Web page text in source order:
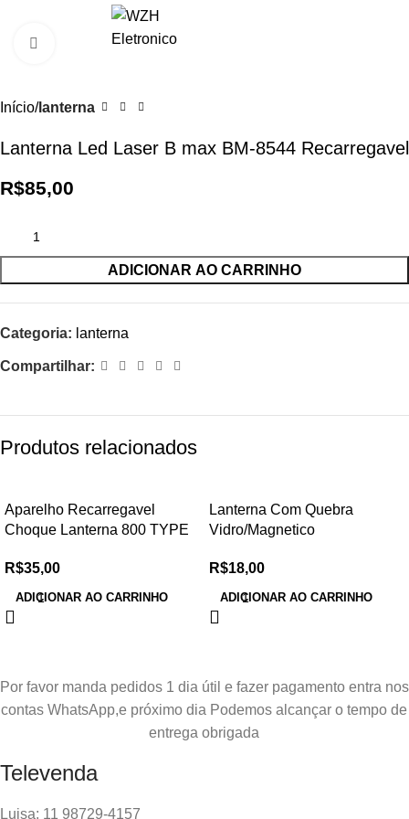
Clique para ampliar
Início lanterna
Lanterna Led Laser B max BM-8544 Recarregavel
R$85,00
ADICIONAR AO CARRINHO
Categoria: lanterna
Compartilhar:
Produtos relacionados
Aparelho Recarregavel
Choque Lanterna 800 TYPE
R$35,00
ADICIONAR AO CARRINHO
Lanterna Com Quebra
Vidro/Magnetico
R$18,00
ADICIONAR AO CARRINHO
Por favor manda pedidos 1 dia útil e fazer pagamento entra nos
contas WhatsApp,e próximo dia Podemos alcançar o tempo de
entrega obrigada
Televenda
Luisa: 11 98729-4157